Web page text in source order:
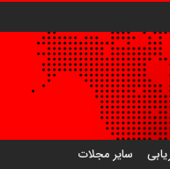
سایر مجلات